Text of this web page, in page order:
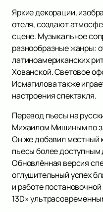
Яркие декорации,
отеля, создают
сцене. Музыкальное
разнообразные жанры:
латиноамериканских
Хованской. Световое
Исмагилова также
настроения спектакля.
Перевод пьесы на
Михаилом Мишиным по
Он же добавил местный
пьесы более доступным
Обновлённая версия
оглушительный успех
и работе
13D»